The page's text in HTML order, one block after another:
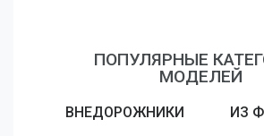
ПОПУЛЯРНЫЕ
МОДЕЛЕЙ
ВНЕДОРОЖНИКИ ИЗ